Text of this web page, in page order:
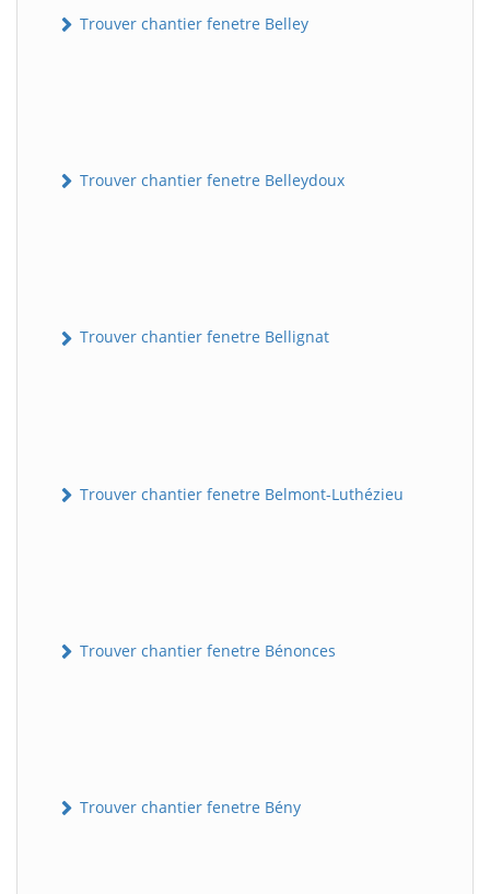
Trouver chantier fenetre Belley
Trouver chantier fenetre Belleydoux
Trouver chantier fenetre Bellignat
Trouver chantier fenetre Belmont-Luthézieu
Trouver chantier fenetre Bénonces
Trouver chantier fenetre Bény